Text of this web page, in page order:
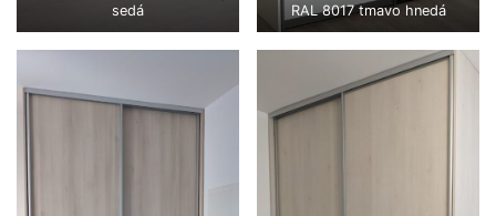
sedá
RAL 8017 tmavo hnedá